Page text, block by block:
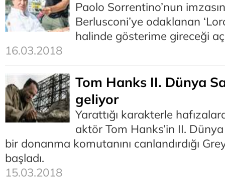
Paolo Sorrentino’nun
Berlusconi’ye odaklanan
halinde gösterime gireceği
16.03.2018
Tom Hanks II. Dünya
geliyor
Yarattığı karakterle
aktör Tom Hanks’in II. Dünya
bir donanma komutanını canlandırdığı
başladı.
15.03.2018